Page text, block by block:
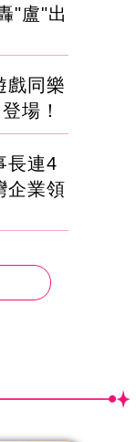
"盧"出
戲同樂
場！
長連4
企業領